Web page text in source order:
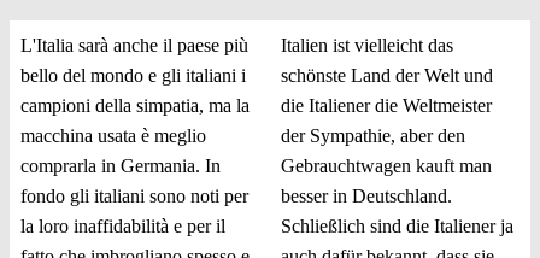
L'Italia sarà anche il paese più
bello del mondo e gli italiani i
campioni della simpatia, ma la
macchina usata è meglio
comprarla in Germania. In
fondo gli italiani sono noti per
la loro inaffidabilità e per il
Italien ist vielleicht das
schönste Land der Welt und
die Italiener die Weltmeister
der Sympathie, aber den
Gebrauchtwagen kauft man
besser in Deutschland.
Schließlich sind die Italiener ja